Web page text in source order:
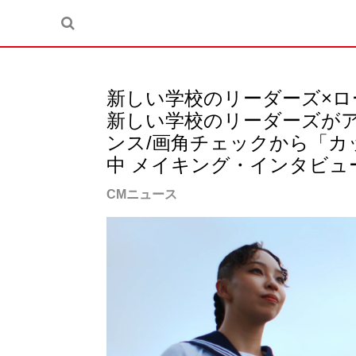
新しい学校のリーダーズ×
新しい学校のリーダーズが
ンス/画角チェックから「
中 メイキング・インタビュ
CMニュース